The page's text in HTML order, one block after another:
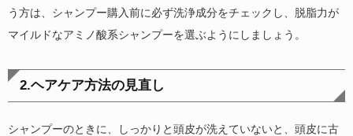
う方は、シャンプー購入前に必ず洗浄成分をチェックし、脱脂力が
マイルドなアミノ酸系シャンプーを選ぶようにしましょう。
2.ヘアケア方法の見直し
シャンプーのときに、しっかりと頭皮が洗えていないと、頭皮に古